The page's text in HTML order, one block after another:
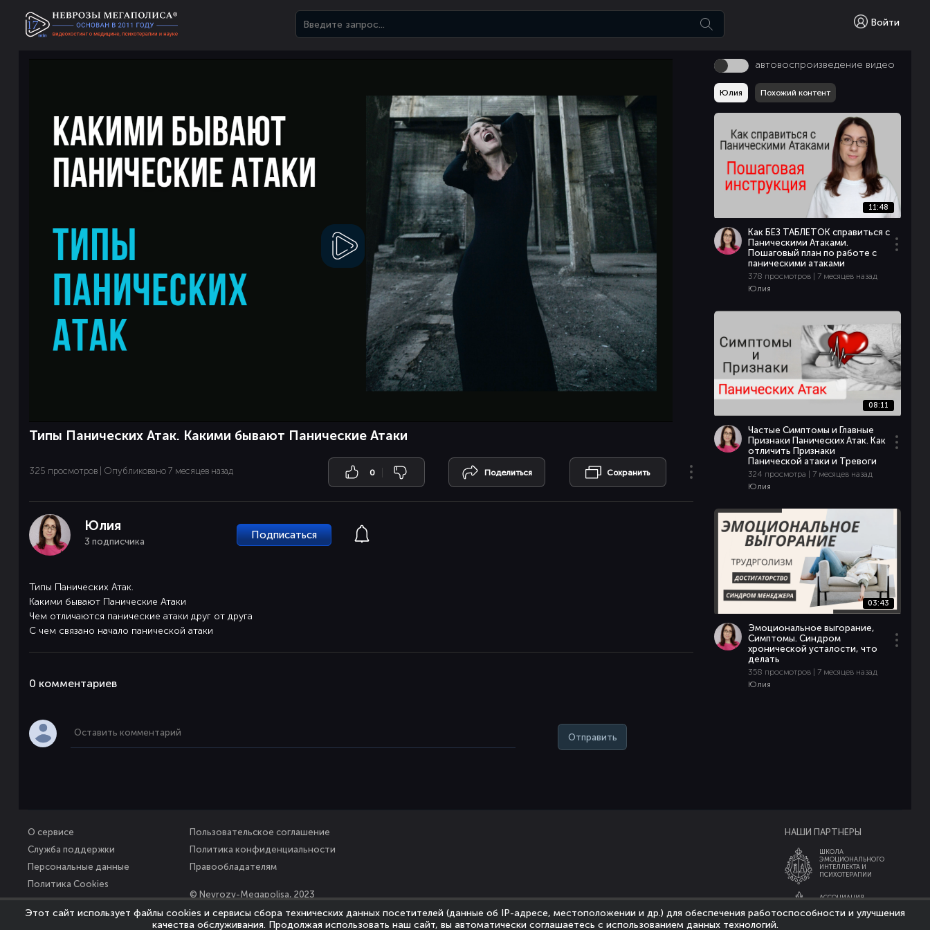
Войти
Смотреть
видео
Типы Панических Атак. Какими бывают Панические Атаки
325 просмотров | Опубликовано 7 месяцев назад 0 Поделиться Сохранить
Юлия
3 подписчика
Подписаться
Типы Панических Атак.
Какими бывают Панические Атаки
Чем отличаются панические атаки друг от друга
С чем связано начало панической атаки
0 комментaриев
Отправить
автовоспроизведение видео
Юлия Похожий контент
11:48
Как БЕЗ ТАБЛЕТОК справиться с
Паническими Атаками.
Пошаговый план по работе с
паническими атаками
378 просмотров | 7 месяцев назад
Юлия
08:11
Частые Симптомы и Главные
Признаки Панических Атак. Как
отличить Признаки
Панической атаки и Тревоги
324 просмотра | 7 месяцев назад
Юлия
03:43
Эмоциональное выгорание,
Симптомы. Синдром
хронической усталости, что
делать
358 просмотров | 7 месяцев назад
Юлия
О сервисе
Служба поддержки
Персональные данные
Политика Cookies
Пользовательское соглашение
Политика конфиденциальности
Правообладателям
© Nevrozy-Megapolisa, 2023
НАШИ ПАРТНЕРЫ
ШКОЛА
ЭМОЦИОНАЛЬНОГО
ИНТЕЛЛЕКТА И
ПСИХОТЕРАПИИ
АССОЦИАЦИЯ
ЭМОЦИОНАЛЬНОГО
ИНТЕЛЛЕКТА
Этот сайт использует файлы cookies и сервисы сбора технических данных посетителей (данные об IP-адресе, местоположении и др.) для обеспечения работоспособности и улучшения
качества обслуживания. Продолжая использовать наш сайт, вы автоматически соглашаетесь с использованием данных технологий.